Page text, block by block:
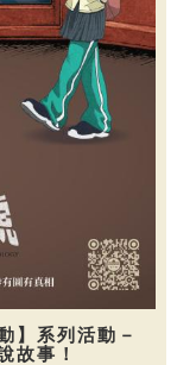
】系列活動－
故事！